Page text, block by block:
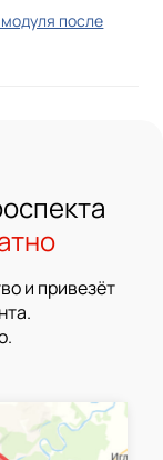
после
и привезёт